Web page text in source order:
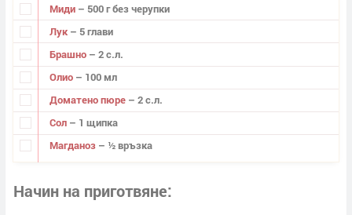
Миди – 500 г без черупки
Лук – 5 глави
Брашно – 2 с.л.
Олио – 100 мл
Доматено пюре – 2 с.л.
Сол – 1 щипка
Магданоз – ½ връзка
Начин на приготвяне